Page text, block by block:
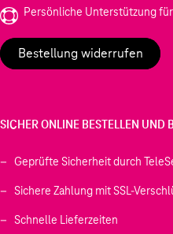
Persönliche Unterstützung
Bestellung widerrufen
SICHER ONLINE BESTELLEN UND
Geprüfte Sicherheit durch
Sichere Zahlung mit SSL-
Schnelle Lieferzeiten